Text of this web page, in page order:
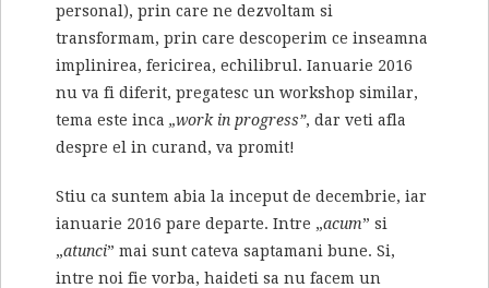
personal), prin care ne dezvoltam si
transformam, prin care descoperim ce inseamna
implinirea, fericirea, echilibrul. Ianuarie 2016
nu va fi diferit, pregatesc un workshop similar,
tema este inca „work in progress”, dar veti afla
despre el in curand, va promit!
Stiu ca suntem abia la inceput de decembrie, iar
ianuarie 2016 pare departe. Intre „acum” si
„atunci” mai sunt cateva saptamani bune. Si,
intre noi fie vorba, haideti sa nu facem un